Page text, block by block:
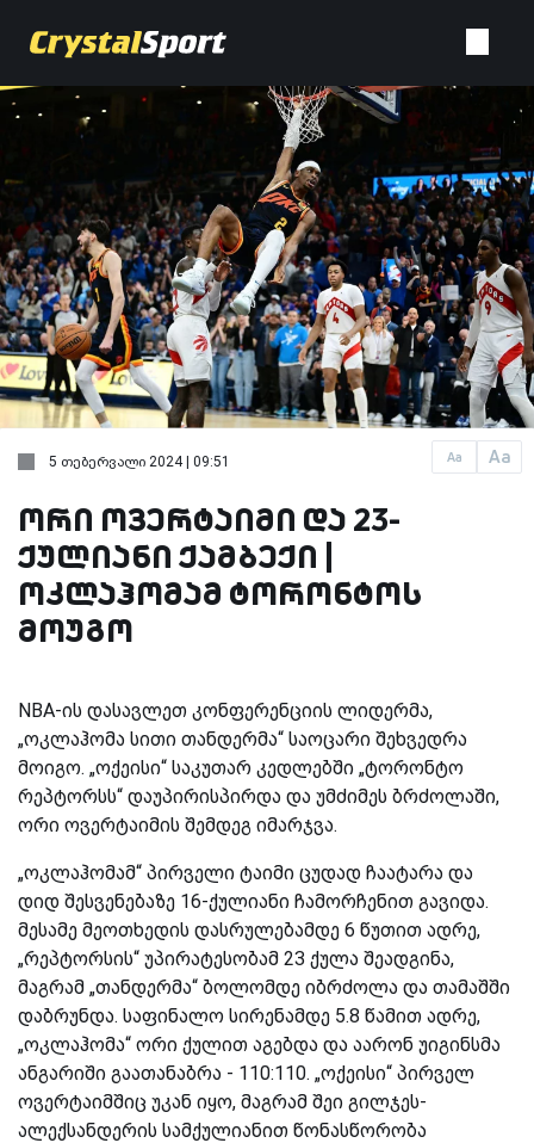
Aa Aa
5 თებერვალი 2024 | 09:51
ორი ოვერტაიმი და 23-
ქულიანი ქამბექი |
ოკლაჰომამ ტორონტოს
მოუგო
NBA-ის დასავლეთ კონფერენციის ლიდერმა,
„ოკლაჰომა სითი თანდერმა“ საოცარი შეხვედრა
მოიგო. „ოქეისი“ საკუთარ კედლებში „ტორონტო
რეპტორსს“ დაუპირისპირდა და უმძიმეს ბრძოლაში,
ორი ოვერტაიმის შემდეგ იმარჯვა.
„ოკლაჰომამ“ პირველი ტაიმი ცუდად ჩაატარა და
დიდ შესვენებაზე 16-ქულიანი ჩამორჩენით გავიდა.
მესამე მეოთხედის დასრულებამდე 6 წუთით ადრე,
„რეპტორსის“ უპირატესობამ 23 ქულა შეადგინა,
მაგრამ „თანდერმა“ ბოლომდე იბრძოლა და თამაშში
დაბრუნდა. საფინალო სირენამდე 5.8 წამით ადრე,
„ოკლაჰომა“ ორი ქულით აგებდა და აარონ უიგინსმა
ანგარიში გაათანაბრა - 110:110. „ოქეისი“ პირველ
ოვერტაიმშიც უკან იყო, მაგრამ შეი გილჯეს-
ალექსანდერის სამქულიანით წონასწორობა